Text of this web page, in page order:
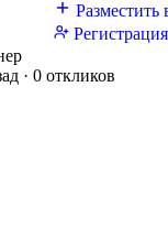
Разместить
· 0 откликов